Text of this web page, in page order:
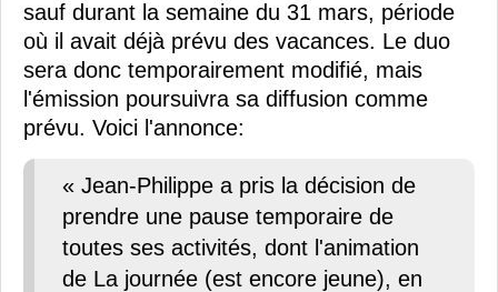
sauf durant la semaine du 31 mars, période
où il avait déjà prévu des vacances. Le duo
sera donc temporairement modifié, mais
l'émission poursuivra sa diffusion comme
prévu. Voici l'annonce:
« Jean-Philippe a pris la décision de
prendre une pause temporaire de
toutes ses activités, dont l'animation
de La journée (est encore jeune), en